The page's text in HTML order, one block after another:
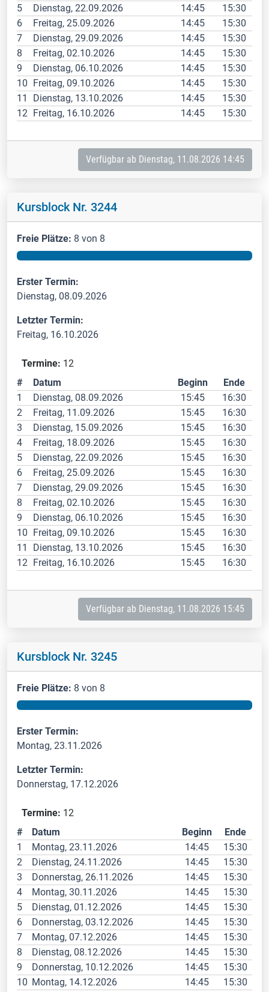
5
Dienstag, 22.09.2026 14:45
15:30
6
Freitag, 25.09.2026 14:45
15:30
7
Dienstag, 29.09.2026 14:45
15:30
8
Freitag, 02.10.2026 14:45
15:30
9
Dienstag, 06.10.2026 14:45
15:30
10
Freitag, 09.10.2026 14:45
15:30
11
Dienstag, 13.10.2026 14:45
15:30
12 Freitag, 16.10.2026 14:45 15:30
Verfügbar ab Dienstag, 11.08.2026 14:45
Kursblock Nr. 3244
Freie Plätze: 8 von 8
Erster Termin:
Dienstag, 08.09.2026
Letzter Termin:
Freitag, 16.10.2026
Termine: 12
#
Datum Beginn
Ende
1
Dienstag, 08.09.2026 15:45
16:30
2
Freitag, 11.09.2026 15:45
16:30
3
Dienstag, 15.09.2026 15:45
16:30
4
Freitag, 18.09.2026 15:45
16:30
5
Dienstag, 22.09.2026 15:45
16:30
6
Freitag, 25.09.2026 15:45
16:30
7
Dienstag, 29.09.2026 15:45
16:30
8
Freitag, 02.10.2026 15:45
16:30
9
Dienstag, 06.10.2026 15:45
16:30
10
Freitag, 09.10.2026 15:45
16:30
11
Dienstag, 13.10.2026 15:45
16:30
12 Freitag, 16.10.2026 15:45 16:30
Verfügbar ab Dienstag, 11.08.2026 15:45
Kursblock Nr. 3245
Freie Plätze: 8 von 8
Erster Termin:
Montag, 23.11.2026
Letzter Termin:
Donnerstag, 17.12.2026
Termine: 12
#
Datum Beginn
Ende
1
Montag, 23.11.2026 14:45
15:30
2
Dienstag, 24.11.2026 14:45
15:30
3
Donnerstag, 26.11.2026 14:45
15:30
4
Montag, 30.11.2026 14:45
15:30
5
Dienstag, 01.12.2026 14:45
15:30
6
Donnerstag, 03.12.2026 14:45
15:30
7
Montag, 07.12.2026 14:45
15:30
8
Dienstag, 08.12.2026 14:45
15:30
9
Donnerstag, 10.12.2026 14:45
15:30
10 Montag, 14.12.2026 14:45
15:30